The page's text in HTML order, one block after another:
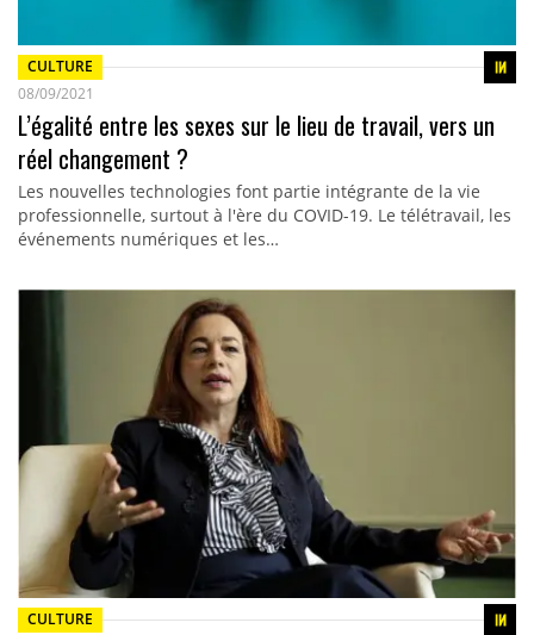
CULTURE
08/09/2021
L’égalité entre les sexes sur le lieu de travail, vers un
réel changement ?
Les nouvelles technologies font partie intégrante de la vie
professionnelle, surtout à l'ère du COVID-19. Le télétravail, les
événements numériques et les…
CULTURE